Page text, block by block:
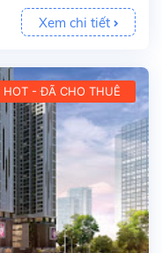
Xem chi tiết
HOT - ĐÃ CHO THUÊ